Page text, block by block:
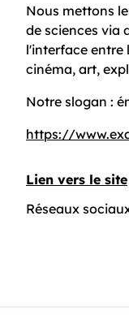
Nous mettons
de sciences via
l'interface entre
cinéma, art,
Notre slogan :
https://
Lien vers le site
Réseaux